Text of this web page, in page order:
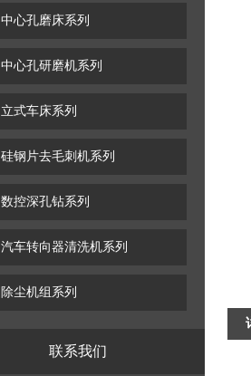
中心孔磨床系列
中心孔研磨机系列
立式车床系列
硅钢片去毛刺机系列
数控深孔钻系列
汽车转向器清洗机系列
除尘机组系列
联系我们
1